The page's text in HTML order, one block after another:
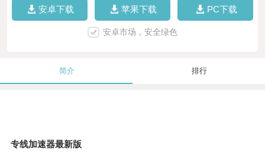
安卓下载 苹果下载 PC下载
安卓市场，安全绿色
简介 排行
专线加速器最新版